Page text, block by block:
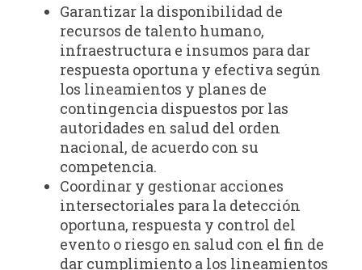
Garantizar la disponibilidad de
recursos de talento humano,
infraestructura e insumos para dar
respuesta oportuna y efectiva según
los lineamientos y planes de
contingencia dispuestos por las
autoridades en salud del orden
nacional, de acuerdo con su
competencia.
Coordinar y gestionar acciones
intersectoriales para la detección
oportuna, respuesta y control del
evento o riesgo en salud con el fin de
dar cumplimiento a los lineamientos